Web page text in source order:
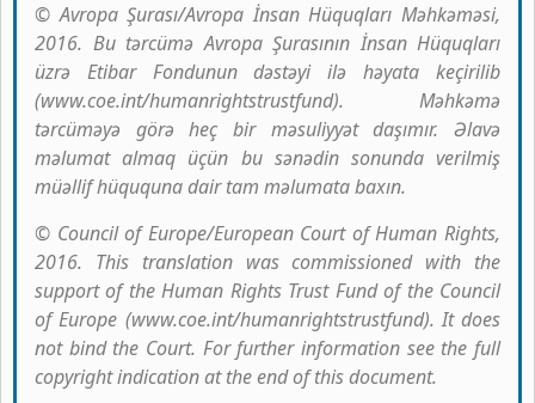
© Avropa Şurası/Avropa İnsan Hüquqları Məhkəməsi,
2016. Bu tərcümə Avropa Şurasının İnsan Hüquqları
üzrə Etibar Fondunun dəstəyi ilə həyata keçirilib
(www.coe.int/humanrightstrustfund). Məhkəmə
tərcüməyə görə heç bir məsuliyyət daşımır. Əlavə
məlumat almaq üçün bu sənədin sonunda verilmiş
müəllif hüququna dair tam məlumata baxın.
© Council of Europe/European Court of Human Rights,
2016. This translation was commissioned with the
support of the Human Rights Trust Fund of the Council
of Europe (www.coe.int/humanrightstrustfund). It does
not bind the Court. For further information see the full
copyright indication at the end of this document.